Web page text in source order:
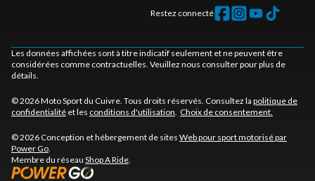
Restez connecté
Les données affichées sont à titre indicatif seulement et ne peuvent être
considérées comme contractuelles. Veuillez nous consulter pour plus de
détails.
© 2026 Moto Sport du Cuivre. Tous droits réservés. Consultez la politique de
confidentialité et les conditions d'utilisation. Choix de consentement.
© 2026 Conception et hébergement de sites Web pour sport motorisé par
Power Go.
Membre du réseau Shop A Ride.